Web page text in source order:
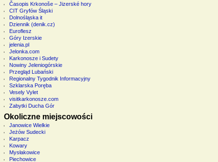
Časopis Krkonoše – Jizerské hory
CIT Gryfów Śląski
Dolnośląska it
Dziennik (denik.cz)
Euroflesz
Góry Izerskie
jelenia.pl
Jelonka.com
Karkonosze i Sudety
Nowiny Jeleniogórskie
Przegląd Lubański
Regionalny Tygodnik Informacyjny
Szklarska Poręba
Vesely Vylet
visitkarkonosze.com
Zabytki Ducha Gór
Okoliczne miejscowości
Janowice Wielkie
Jeżów Sudecki
Karpacz
Kowary
Mysłakowice
Piechowice